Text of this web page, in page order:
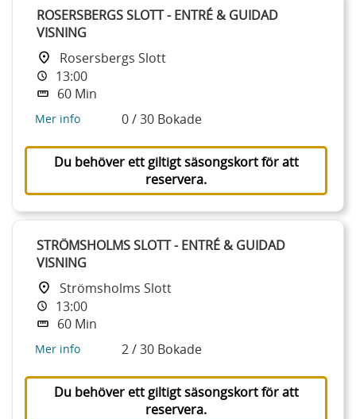
ROSERSBERGS SLOTT - ENTRÉ & GUIDAD
VISNING
Rosersbergs Slott
13:00
60 Min
Mer info 0 / 30 Bokade
Du behöver ett giltigt säsongskort för att
reservera.
STRÖMSHOLMS SLOTT - ENTRÉ & GUIDAD
VISNING
Strömsholms Slott
13:00
60 Min
Mer info 2 / 30 Bokade
Du behöver ett giltigt säsongskort för att
reservera.